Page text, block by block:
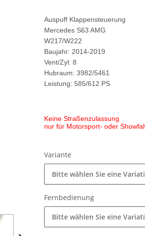
Auspuff Klappensteuerung
Mercedes S63 AMG
W217/W222
Baujahr: 2014-2019
Vent/Zyl: 8
Hubraum: 3982/5461
Leistung: 585/612 PS
Keine Straßenzulassung
nur für Motorsport- oder
Variante
Bitte wählen Sie eine
Fernbedienung
Bitte wählen Sie eine